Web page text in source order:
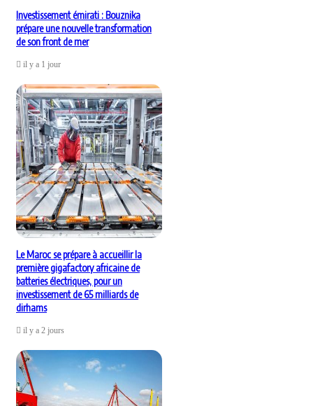
Investissement émirati : Bouznika
prépare une nouvelle transformation
de son front de mer
il y a 1 jour
Le Maroc se prépare à accueillir la
première gigafactory africaine de
batteries électriques, pour un
investissement de 65 milliards de
dirhams
il y a 2 jours